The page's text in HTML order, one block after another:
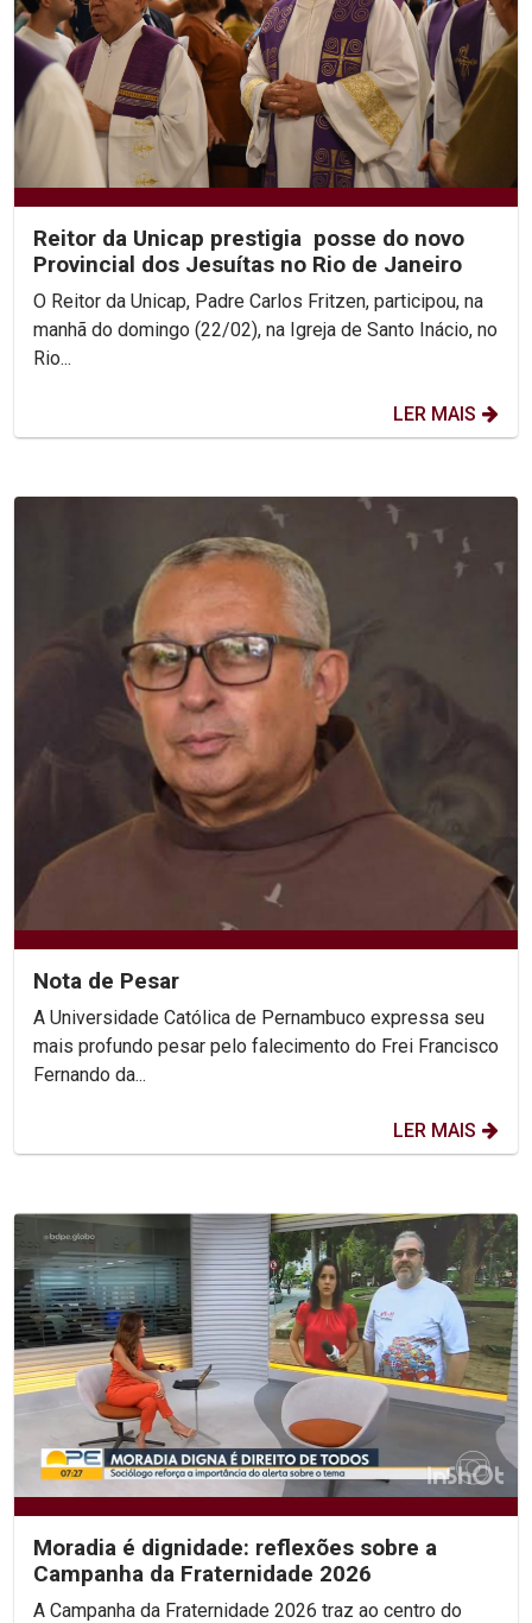
Reitor da Unicap prestigia posse do novo
Provincial dos Jesuítas no Rio de Janeiro
O Reitor da Unicap, Padre Carlos Fritzen, participou, na
manhã do domingo (22/02), na Igreja de Santo Inácio, no
Rio...
LER MAIS
Nota de Pesar
A Universidade Católica de Pernambuco expressa seu
mais profundo pesar pelo falecimento do Frei Francisco
Fernando da...
LER MAIS
Moradia é dignidade: reflexões sobre a
Campanha da Fraternidade 2026
A Campanha da Fraternidade 2026 traz ao centro do